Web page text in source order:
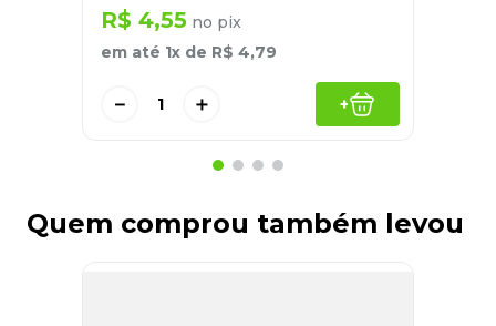
R$ 4,55 no pix
em até 1x de R$ 4,79
＋
－ +
Quem comprou também levou